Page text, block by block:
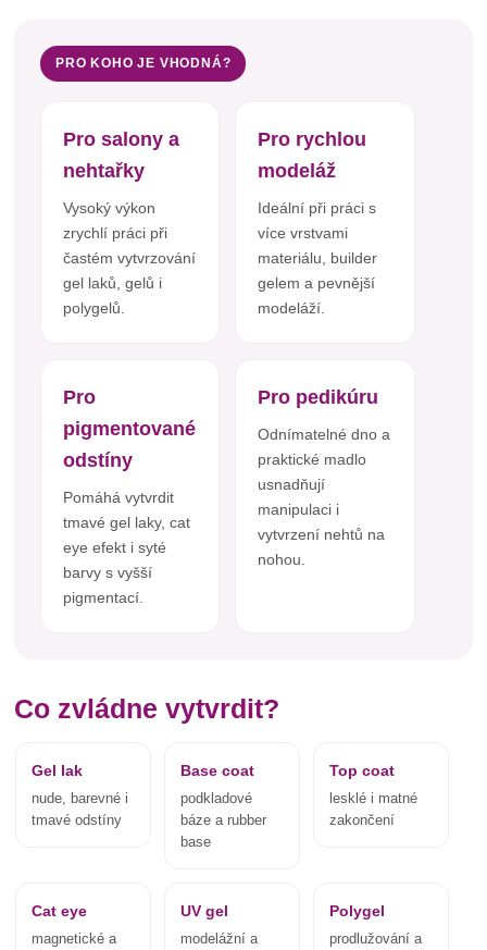
PRO KOHO JE VHODNÁ?
Pro salony a
nehtařky
Vysoký výkon
zrychlí práci při
častém vytvrzování
gel laků, gelů i
polygelů.
Pro rychlou
modeláž
Ideální při práci s
více vrstvami
materiálu, builder
gelem a pevnější
modeláží.
Pro
pigmentované
odstíny
Pomáhá vytvrdit
tmavé gel laky, cat
eye efekt i syté
barvy s vyšší
pigmentací.
Pro pedikúru
Odnímatelné dno a
praktické madlo
usnadňují
manipulaci i
vytvrzení nehtů na
nohou.
Co zvládne vytvrdit?
Gel lak
nude, barevné i
tmavé odstíny
Base coat
podkladové
báze a rubber
base
Top coat
lesklé i matné
zakončení
Cat eye
magnetické a
UV gel
modelážní a
Polygel
prodlužování a